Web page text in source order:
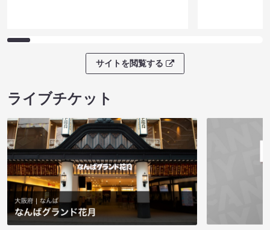
サイトを閲覧する
ライブチケット